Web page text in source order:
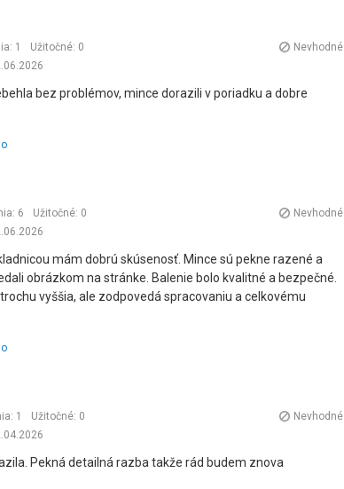
1 Užitočné: 0
Nevhodné
bez problémov, mince dorazili v poriadku a dobre
6 Užitočné: 0
Nevhodné
mám dobrú skúsenosť. Mince sú pekne razené a
obrázkom na stránke. Balenie bolo kvalitné a bezpečné.
vyššia, ale zodpovedá spracovaniu a celkovému
1 Užitočné: 0
Nevhodné
Pekná detailná razba takže rád budem znova